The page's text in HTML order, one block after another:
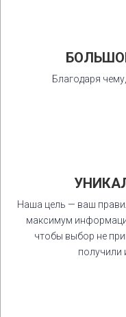
Благодаря
Наша цель — ваш
максимум
чтобы выбор не
получили